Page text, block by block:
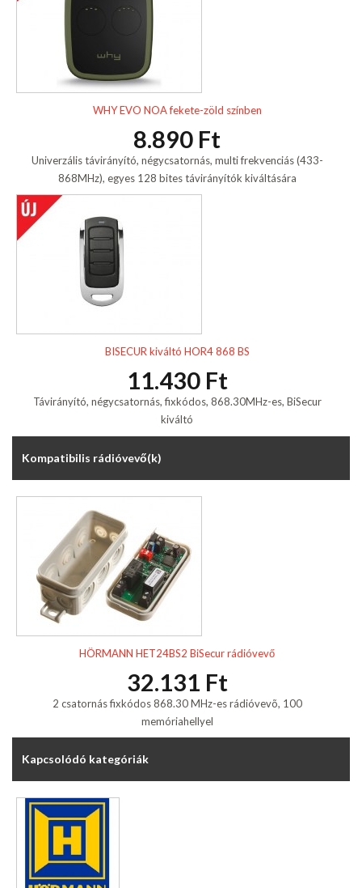
WHY EVO NOA fekete-zöld színben
8.890 Ft
Univerzális távirányító, négycsatornás, multi frekvenciás (433-
868MHz), egyes 128 bites távirányítók kiváltására
BISECUR kiváltó HOR4 868 BS
11.430 Ft
Távirányító, négycsatornás, fixkódos, 868.30MHz-es, BiSecur
kiváltó
Kompatibilis rádióvevő(k)
HÖRMANN HET24BS2 BiSecur rádióvevő
32.131 Ft
2 csatornás fixkódos 868.30 MHz-es rádióvevõ, 100
memóriahellyel
Kapcsolódó kategóriák